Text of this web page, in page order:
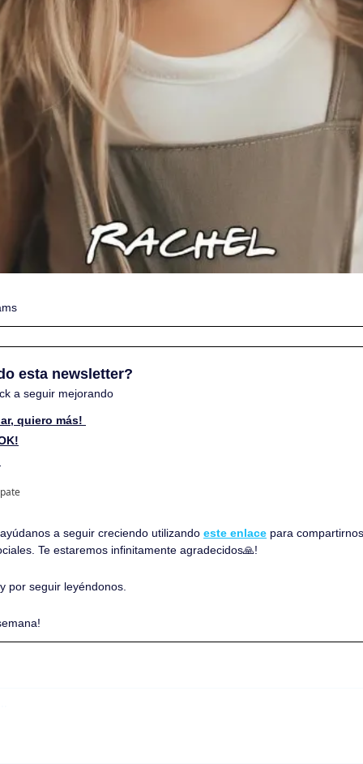
esta newsletter?
a seguir mejorando
quiero más!
a seguir creciendo utilizando este enlace para
Te estaremos infinitamente agradecidos🙏!
por seguir leyéndonos.